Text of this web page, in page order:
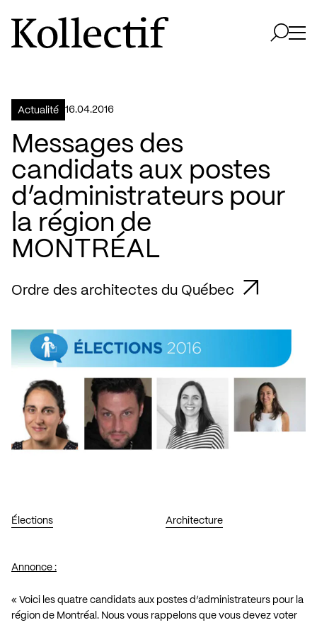
Aller à la page d'accueil
Logo Kollectif
Actualité 16.04.2016
Messages des
candidats aux postes
d’administrateurs pour
la région de
MONTRÉAL
Ordre des architectes du Québec
Élections Architecture
Annonce :
« Voici les quatre candidats aux postes d’administrateurs pour la
région de Montréal. Nous vous rappelons que vous devez voter